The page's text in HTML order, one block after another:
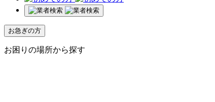
お急ぎの方
お困りの場所から探す